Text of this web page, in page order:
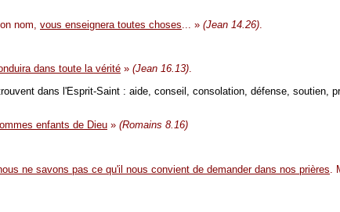
nom, vous enseignera toutes choses ... » (Jean 14.26)
dans toute la vérité » (Jean 16.13).
dans l'Esprit-Saint : aide, conseil, consolation, défense, soutien,
enfants de Dieu » (Romains 8.16)
ne savons pas ce qu'il nous convient de demander dans nos prières